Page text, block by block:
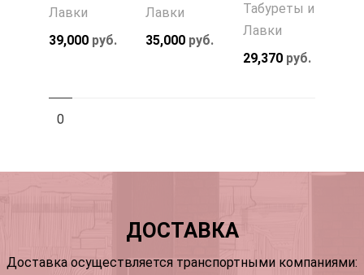
Лавки
39,000 руб.
Лавки
35,000 руб.
Табуреты и
Лавки
29,370руб.
0
ДОСТАВКА
Доставка осуществляется транспортными компаниями: